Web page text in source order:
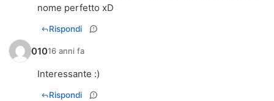
nome perfetto xD
Rispondi
01016 anni fa
Interessante :)
Rispondi